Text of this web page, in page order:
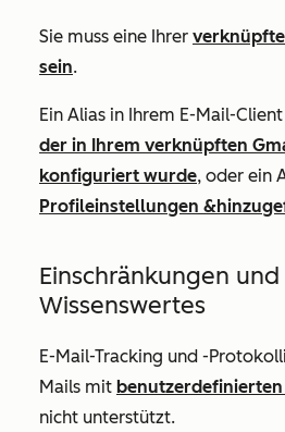
Sie muss eine Ihrer
sein.
Ein Alias in Ihrem E-Mail-
der in Ihrem verknüpften
konfiguriert wurde, oder ein
Profileinstellungen &
Einschränkungen und
Wissenswertes
E-Mail-Tracking und -
Mails mit
nicht unterstützt.